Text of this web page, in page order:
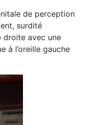
de perception
surdité
droite avec une
à l’oreille gauche